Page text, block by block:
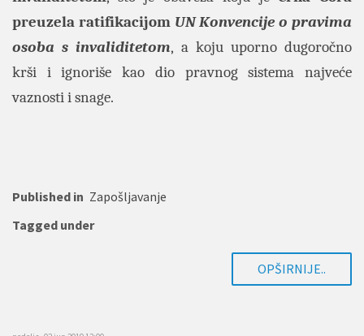
preuzela ratifikacijom UN Konvencije o pravima
osoba s invaliditetom, a koju uporno dugoročno
krši i ignoriše kao dio pravnog sistema najveće
vaznosti i snage.
Published in Zapošljavanje
Tagged under
OPŠIRNIJE..